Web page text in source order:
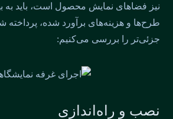
نیز فضاهای نمایش محصول است، باید به
طرح‌ها و هزینه‌های برآورد شده، پرداخته
جزئی‌تر را بررسی می‌کنیم:
نصب و راه‌اندازی